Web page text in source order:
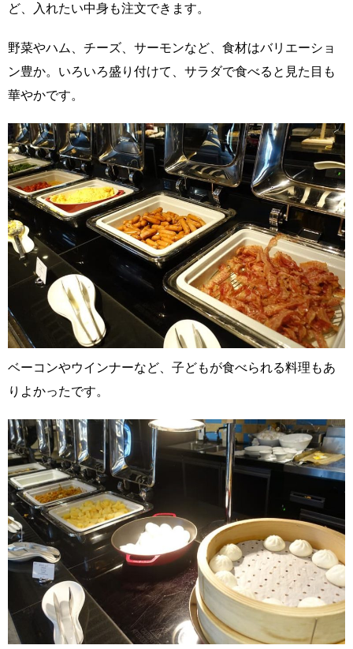
ど、入れたい中身も注文できます。
野菜やハム、チーズ、サーモンなど、食材はバリエーショ
ン豊か。いろいろ盛り付けて、サラダで食べると見た目も
華やかです。
ベーコンやウインナーなど、子どもが食べられる料理もあ
りよかったです。